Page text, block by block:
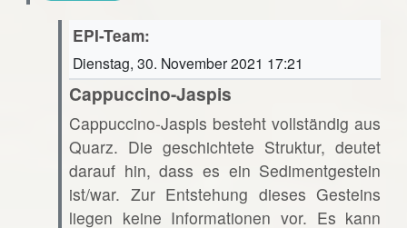
EPI-Team:
Dienstag, 30. November 2021 17:21
Cappuccino-Jaspis
Cappuccino-Jaspis besteht vollständig aus
Quarz. Die geschichtete Struktur, deutet
darauf hin, dass es ein Sedimentgestein
ist/war. Zur Entstehung dieses Gesteins
liegen keine Informationen vor. Es kann